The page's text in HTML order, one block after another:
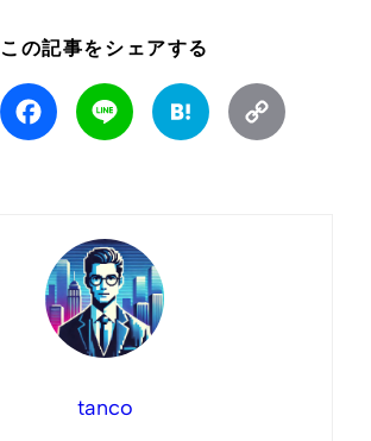
この記事をシェアする
Facebook Line Hatena
tanco